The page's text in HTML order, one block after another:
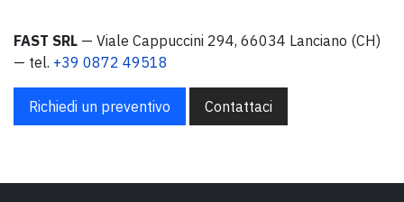
FAST SRL — Viale Cappuccini 294, 66034 Lanciano (CH)
— tel. +39 0872 49518
Richiedi un preventivo Contattaci